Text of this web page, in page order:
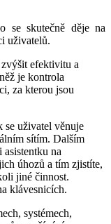
se skutečně děje na
uživatelů.
efektivitu a
je kontrola
za kterou jsou
uživatel věnuje
sítím. Dalším
na
úhozů a tím zjistíte,
jiné činnost.
klávesnicích.
systémech,